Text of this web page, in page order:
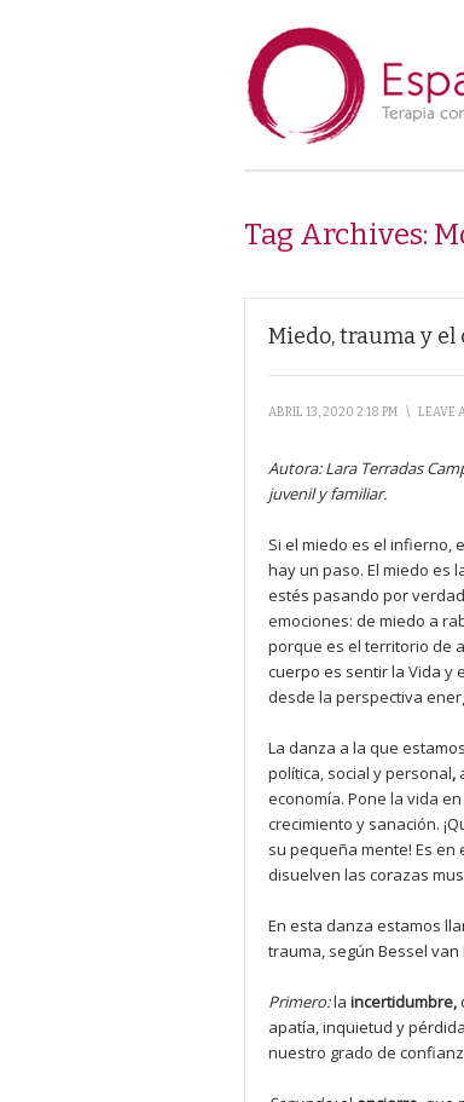
Tag Archives:
Miedo, trauma y
ABRIL 13, 2020 2:18 PM \ LEAVE
Autora: Lara Terradas
juvenil y familiar.
Si el miedo es el infierno,
hay un paso. El miedo es
estés pasando por
emociones: de miedo a
porque es el territorio de
cuerpo es sentir la Vida y
desde la perspectiva
La danza a la que
política, social y personal,
economía. Pone la vida
crecimiento y sanación.
su pequeña mente! Es
disuelven las corazas
En esta danza estamos
trauma, según Bessel
Primero:la incertidumbre,
apatía, inquietud y
nuestro grado de